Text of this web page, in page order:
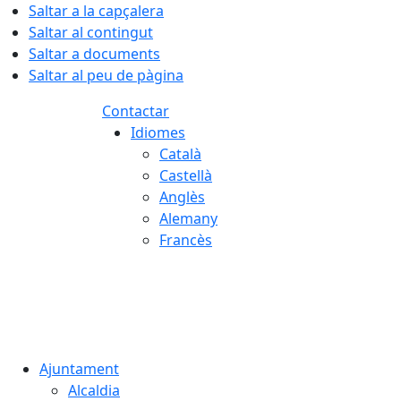
Saltar a la capçalera
Saltar al contingut
Saltar a documents
Saltar al peu de pàgina
Contactar
Idiomes
Català
Castellà
Anglès
Alemany
Francès
Ajuntament
Alcaldia